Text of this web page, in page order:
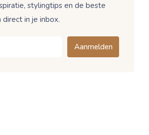
stylingtips en de beste
direct in je inbox.
Aanmelden